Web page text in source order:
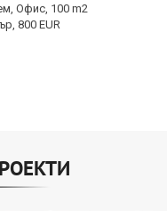
Офис, 100 m2
800 EUR